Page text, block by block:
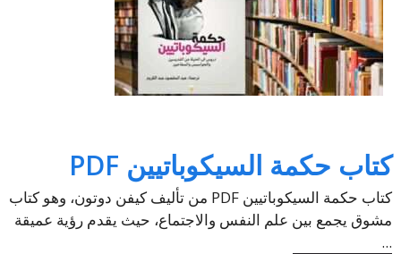
كتاب حكمة السيكوباتيين PDF
كتاب حكمة السيكوباتيين PDF من تأليف كيفن دوتون، وهو كتاب
مشوق يجمع بين علم النفس والاجتماع، حيث يقدم رؤية عميقة
...